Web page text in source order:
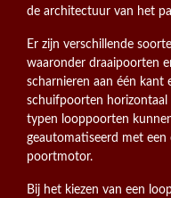
de architectuur van het
Er zijn verschillende
waaronder draaipoorten
scharnieren aan één kant
schuifpoorten horizontaal
typen looppoorten
geautomatiseerd met
poortmotor.
Bij het kiezen van een